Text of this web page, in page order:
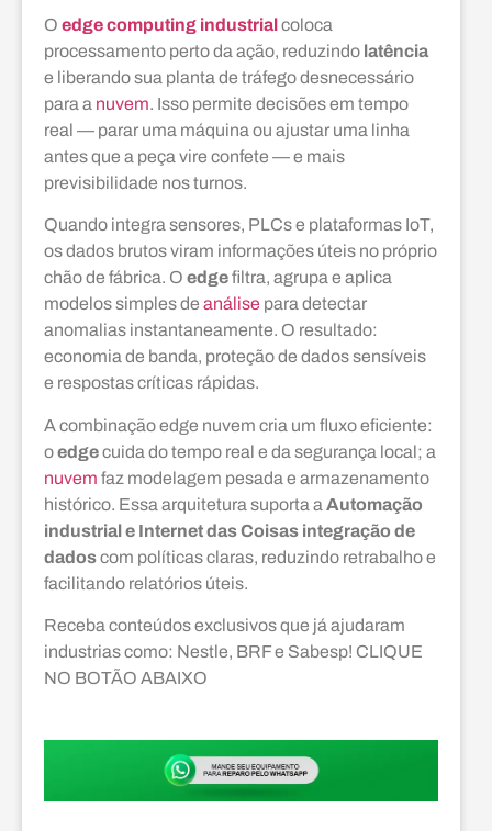
O edge computing industrial coloca
processamento perto da ação, reduzindo latência
e liberando sua planta de tráfego desnecessário
para a nuvem. Isso permite decisões em tempo
real — parar uma máquina ou ajustar uma linha
antes que a peça vire confete — e mais
previsibilidade nos turnos.
Quando integra sensores, PLCs e plataformas IoT,
os dados brutos viram informações úteis no próprio
chão de fábrica. O edgefiltra, agrupa e aplica
modelos simples de análise para detectar
anomalias instantaneamente. O resultado:
economia de banda, proteção de dados sensíveis
e respostas críticas rápidas.
A combinação edge nuvem cria um fluxo eficiente:
oedgecuida do tempo real e da segurança local; a
nuvem faz modelagem pesada e armazenamento
histórico. Essa arquitetura suporta a Automação
industrial e Internet das Coisas integração de
dadoscom políticas claras, reduzindo retrabalho e
facilitando relatórios úteis.
Receba conteúdos exclusivos que já ajudaram
industrias como: Nestle, BRF e Sabesp! CLIQUE
NO BOTÃO ABAIXO